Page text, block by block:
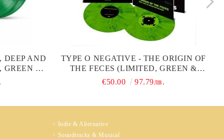
DEEP AND
GREEN &
TYPE O NEGATIVE - THE ORIGIN OF
THE FECES (LIMITED, GREEN &
BLACK COLOURED) (2 X VINYL)
€50.00 97.79лв.
Indie & Alternative
Soundtracks & Musical